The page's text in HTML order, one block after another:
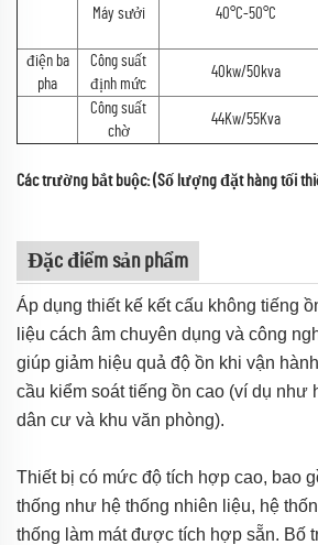
Máy sưởi 40°C-50°C
điện ba
pha
Công suất
định mức
40kw/50kva
Công suất
chờ
44Kw/55Kva
Các trường bắt buộc: (Số lượng đặt hàng tối
Đặc điểm sản phẩm
Áp dụng thiết kế kết cấu không tiếng
liệu cách âm chuyên dụng và công
giúp giảm hiệu quả độ ồn khi vận
cầu kiểm soát tiếng ồn cao (ví dụ như
dân cư và khu văn phòng).
Thiết bị có mức độ tích hợp cao, bao
thống như hệ thống nhiên liệu, hệ
thống làm mát được tích hợp sẵn. Bố